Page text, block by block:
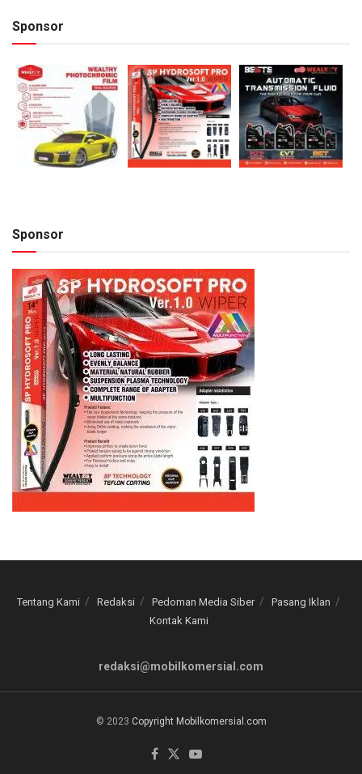
Sponsor
Sponsor
Tentang Kami Redaksi Pedoman Media Siber
Pasang Iklan
Kontak Kami
redaksi@mobilkomersial.com
© 2023 Copyright Mobilkomersial.com